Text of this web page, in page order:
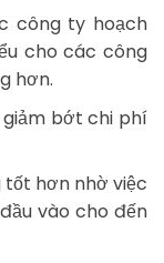
công ty hoạch
cho các công
hơn.
bớt chi phí
hơn nhờ việc
vào cho đến